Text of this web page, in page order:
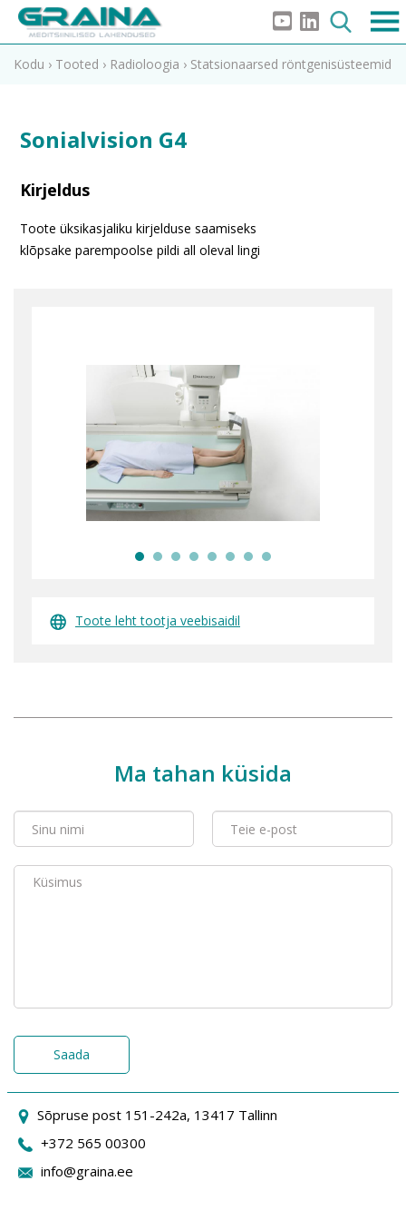
Kodu › Tooted › Radioloogia › Statsionaarsed röntgenisüsteemid
Sonialvision G4
Kirjeldus
Toote üksikasjaliku kirjelduse saamiseks
klõpsake parempoolse pildi all oleval lingi
Toote leht tootja veebisaidil
Ma tahan küsida
Saada
Sõpruse post 151-242a, 13417 Tallinn
+372 565 00300
info@graina.ee